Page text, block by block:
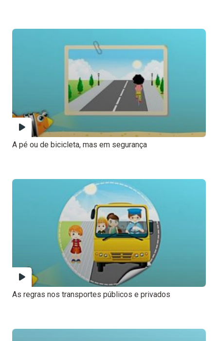
A pé ou de bicicleta, mas em segurança
As regras nos transportes públicos e privados